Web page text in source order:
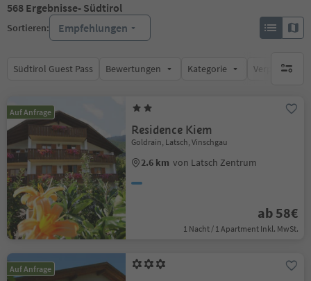
568 Ergebnisse- Südtirol
Sortieren: Empfehlungen
Südtirol Guest Pass Bewertungen Kategorie keine
Auf Anfrage
Residence Kiem
Goldrain, Latsch, Vinschgau
2.6 km von Latsch Zentrum
ab 58€
1 Nacht / 1 Apartment Inkl. MwSt.
Auf Anfrage